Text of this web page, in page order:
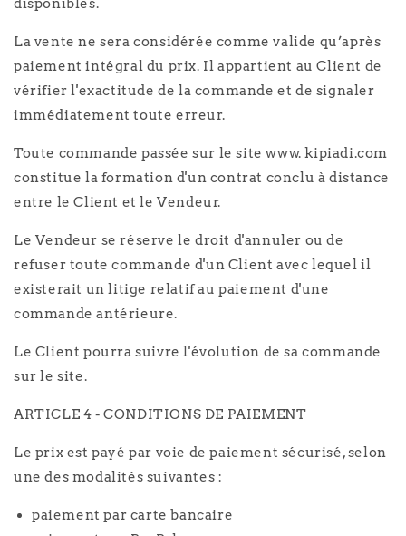
disponibles.
La vente ne sera considérée comme valide qu’après
paiement intégral du prix. Il appartient au Client de
vérifier l'exactitude de la commande et de signaler
immédiatement toute erreur.
Toute commande passée sur le site www. kipiadi.com
constitue la formation d'un contrat conclu à distance
entre le Client et le Vendeur.
Le Vendeur se réserve le droit d'annuler ou de
refuser toute commande d'un Client avec lequel il
existerait un litige relatif au paiement d'une
commande antérieure.
Le Client pourra suivre l'évolution de sa commande
sur le site.
ARTICLE 4 - CONDITIONS DE PAIEMENT
Le prix est payé par voie de paiement sécurisé, selon
une des modalités suivantes :
paiement par carte bancaire